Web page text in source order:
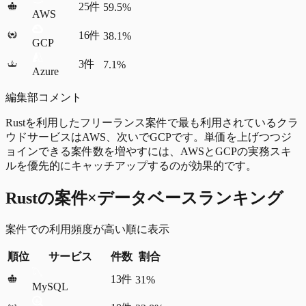
AWS
25件 59.5%
GCP
16件 38.1%
Azure
3件 7.1%
編集部コメント
Rustを利用したフリーランス案件で最も利用されているクラ
ウドサービスはAWS、次いでGCPです。単価を上げつつジ
ョインできる案件数を増やすには、AWSとGCPの実務スキ
ルを優先的にキャッチアップするのが効果的です。
Rustの案件×データベースランキング
案件での利用頻度が高い順に表示
順位 サービス 件数 割合
MySQL
13件 31%